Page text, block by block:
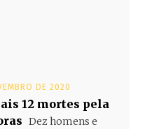
DE 2020
12 mortes pela
Dez homens e